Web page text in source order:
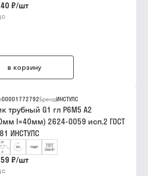
₽/шт
в корзину
00001772792БрендИНСТУЛС
трубный G1 гл Р6М5 A2
I=40мм) 2624-0059 исп.2 ГОСТ
ИНСТУЛС
₽/шт